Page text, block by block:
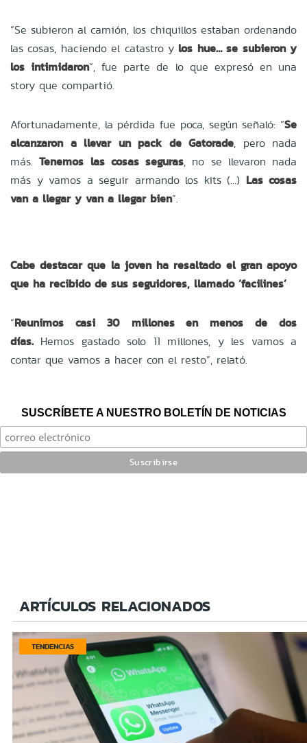
“Se subieron al camión, los chiquillos estaban ordenando
las cosas, haciendo el catastro y los hue… se subieron y
los intimidaron“, fue parte de lo que expresó en una
story que compartió.
Afortunadamente, la pérdida fue poca, según señaló: “Se
alcanzaron a llevar un pack de Gatorade, pero nada
más.Tenemos las cosas seguras, no se llevaron nada
más y vamos a seguir armando los kits (…) Las cosas
van a llegar y van a llegar bien“.
Cabe destacar que la joven ha resaltado el gran apoyo
que ha recibido de sus seguidores, llamado ‘facilines’
“Reunimos casi 30 millones en menos de dos
días. Hemos gastado solo 11 millones, y les vamos a
contar que vamos a hacer con el resto”, relató.
SUSCRÍBETE A NUESTRO BOLETÍN DE NOTICIAS
ARTÍCULOS RELACIONADOS
TENDENCIAS